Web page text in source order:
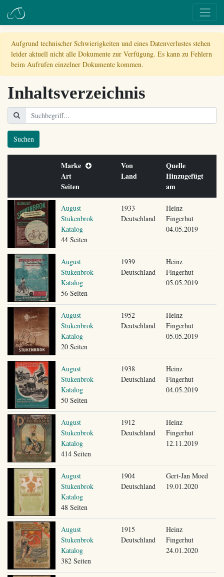
Aufgrund technischer Schwierigkeiten und eines Datenverlustes stehen
leider aktuell nicht alle Dokumente zur Verfügung. Es kann zu Fehlern
beim Aufrufen einzelner Dokumente kommen.
Inhaltsverzeichnis
Suchen
Marke
Art
Seiten
Von
Land
Quelle
Hinzugefügt
am
August
Stukenbrok
Katalog
44 Seiten
1933
Deutschland
Heinz
Fingerhut
04.05.2019
August
Stukenbrok
Katalog
56 Seiten
1939
Deutschland
Heinz
Fingerhut
05.05.2019
August
Stukenbrok
Katalog
20 Seiten
1952
Deutschland
Heinz
Fingerhut
05.05.2019
August
Stukenbrok
Katalog
50 Seiten
1938
Deutschland
Heinz
Fingerhut
04.05.2019
August
Stukenbrok
Katalog
414 Seiten
1912
Deutschland
Heinz
Fingerhut
12.11.2019
August
Stukenbrok
Katalog
48 Seiten
1904
Deutschland
Gert-Jan Moed
19.01.2020
August
Stukenbrok
Katalog
382 Seiten
1915
Deutschland
Heinz
Fingerhut
24.01.2020